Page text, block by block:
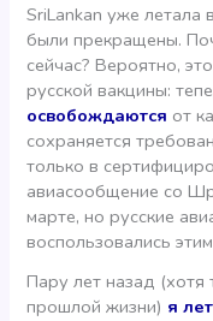
SriLankan уже
были прекращены.
сейчас? Вероятно,
русской вакцины:
освобождаются от
сохраняется
только в
авиасообщение со
марте, но русские
воспользовались
Пару лет назад (хотя
прошлой жизни) я